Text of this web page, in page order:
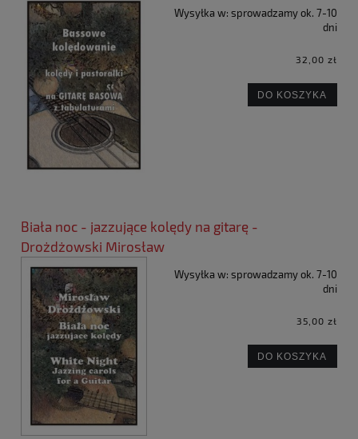
Wysyłka w: sprowadzamy ok. 7-10
dni
32,00 zł
DO KOSZYKA
Biała noc - jazzujące kolędy na gitarę -
Drożdżowski Mirosław
Wysyłka w: sprowadzamy ok. 7-10
dni
35,00 zł
DO KOSZYKA